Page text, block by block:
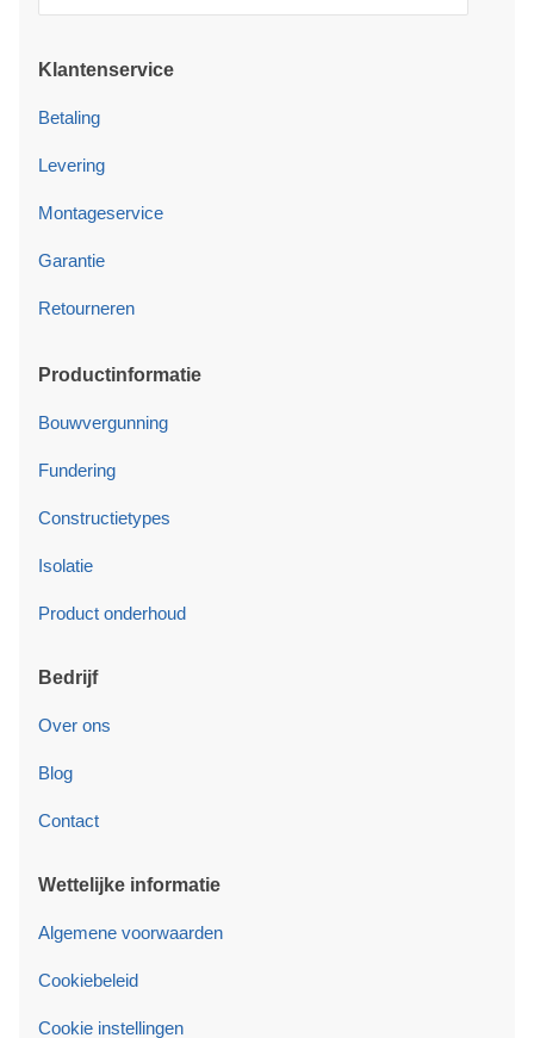
Klantenservice
Betaling
Levering
Montageservice
Garantie
Retourneren
Productinformatie
Bouwvergunning
Fundering
Constructietypes
Isolatie
Product onderhoud
Bedrijf
Over ons
Blog
Contact
Wettelijke informatie
Algemene voorwaarden
Cookiebeleid
Cookie instellingen